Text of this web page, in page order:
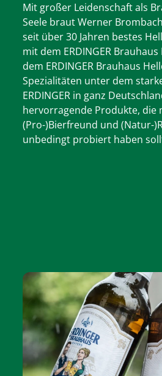
Mit großer Leidenschaft als
Seele braut Werner
seit über 30 Jahren bestes
mit dem ERDINGER
dem ERDINGER Brauhaus
Spezialitäten unter dem
ERDINGER in ganz
hervorragende Produkte, die
(Pro-)Bierfreund und (Natur-
unbedingt probiert haben